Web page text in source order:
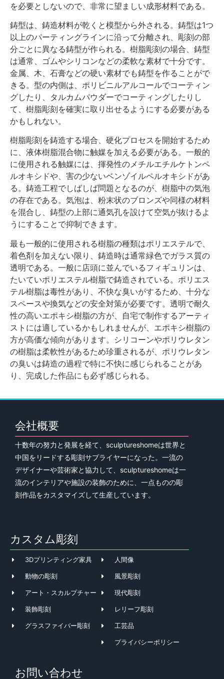
を必要としないので、非常に望ましい成形材料である。
鋳型は、鋳造材料が乾くと模型から外される。鋳型は1つ
以上のパーティングラインに沿って分離され、彫刻の部
分ごとに異なる鋳型が作られる。樹脂彫刻の場合、鋳型
は通常、ゴムやシリコンなどの柔軟な素材で十分です。
金属、木、石膏などの硬い素材でも鋳型を作ることがで
きる。型の内側は、ポリビニルアルコールでコーティン
グしたり、タルカムパウダーでコーティングしたりし
て、樹脂彫刻を確実に取り出せるようにする必要がある
かもしれない。
樹脂彫刻を鋳造する場合、硬化プロセスを開始するため
に、液体樹脂混合物に触媒を加える必要がある。一般的
に使用される触媒には、揮発性のメチルエチルケトンペ
ルオキシドや、害の少ないベンゾイルペルオキシドがあ
る。鋳造工程でしばしば問題となるのが、樹脂中の気泡
の存在である。気泡は、粉末状のブロンズや同様の材料
を混合し、鋳型の上部に通気孔を設けて空気が抜けるよ
うにすることで抑制できます。
最も一般的に使用される樹脂の種類はポリエステルで、
着色剤を加えない限り、鋳造時は通常緑色でガラス質の
透明である。一般に店頭に並んでいるフィギュリンは、
たいていポリエステル樹脂で鋳造されている。ポリエス
テル樹脂は毒性があり、不快な臭いがするため、十分な
スペースや換気などの安全対策が必要です。透明で耐久
性の高いエポキシ樹脂の方が、自宅で制作するアーティ
ストには適しているかもしれませんが、エポキシ樹脂の
方が高価な傾向があります。シリコーンやポリウレタン
の樹脂は柔軟性があるため珍重されるが、ポリウレタン
の臭いは鋳造の過程で特に不快に感じられることがあ
り、完成した作品にも必ず感じられる。
会社概要
十数年の努力と発展を経て、sculptureshomeは世界と
中国をリードする彫刻サプライヤーになった。一流の
デザイナーや芸術家と協力して、sculptureshomeは一
流のインテリアや施設の装飾のために、一点ものの彫
刻作品をカスタマイズして生産しています。
カスタム彫刻
3Dプリンティング家具
動物の彫刻
アート・スカルプチャー
装飾彫刻
グラスファイバー彫刻
人間像
風景彫刻
現代彫刻
レリーフ彫刻
工芸品
プライバシーポリシー
お問い合わせ